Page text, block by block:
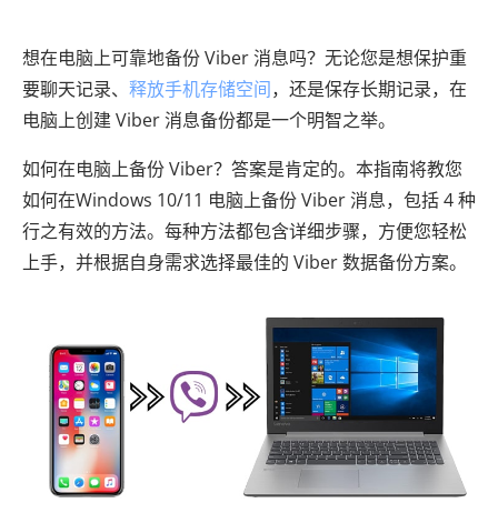
想在电脑上可靠地备份 Viber 消息吗？无论您是想保护重
要聊天记录、 释放手机存储空间，还是保存长期记录，在
电脑上创建 Viber 消息备份都是一个明智之举。
如何在电脑上备份 Viber？答案是肯定的。本指南将教您
如何在Windows 10/11 电脑上备份 Viber 消息，包括 4 种
行之有效的方法。每种方法都包含详细步骤，方便您轻松
上手，并根据自身需求选择最佳的 Viber 数据备份方案。